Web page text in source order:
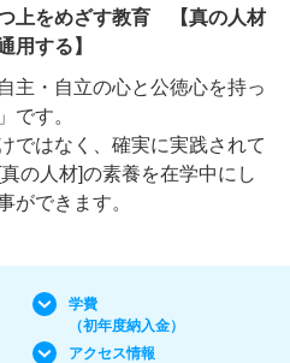
上をめざす教育 【真の人材
用する】
主・自立の心と公徳心を持っ
です。
ではなく、確実に実践されて
の人材]の素養を在学中にし
ができます。
学費
（初年度納入金）
アクセス情報